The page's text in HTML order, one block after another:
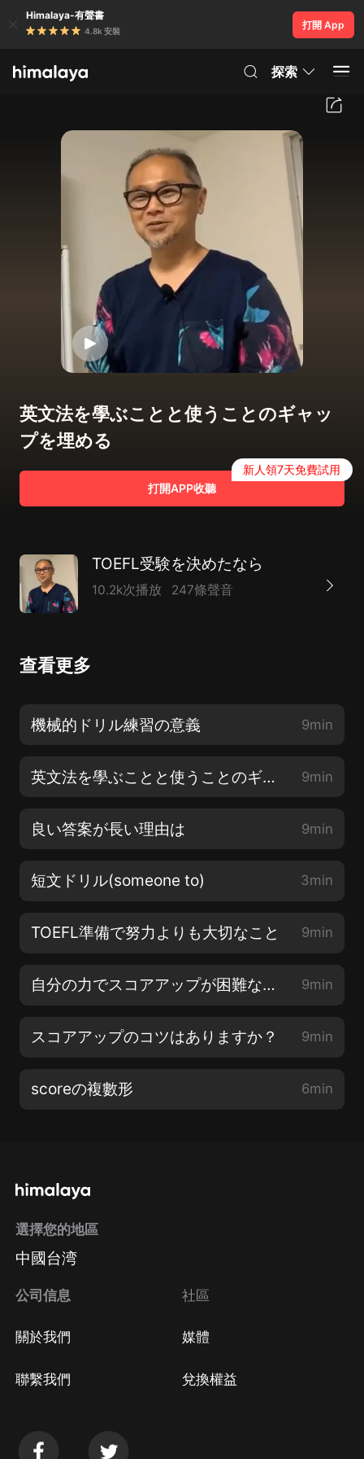
Himalaya-有聲書
4.8k 安裝
打開 App
探索
英文法を學ぶことと使うことのギャッ
プを埋める
打開APP收聽
新人領7天免費試用
TOEFL受験を決めたなら
10.2k次播放 247條聲音
查看更多
機械的ドリル練習の意義 9min
英文法を學ぶことと使うことのギャップを埋める 9min
良い答案が長い理由は 9min
短文ドリル(someone to) 3min
TOEFL準備で努力よりも大切なこと 9min
自分の力でスコアアップが困難な場合 9min
スコアアップのコツはありますか？ 9min
scoreの複數形 6min
選擇您的地區
中國台湾
公司信息
關於我們
聯繫我們
社區
媒體
兌換權益